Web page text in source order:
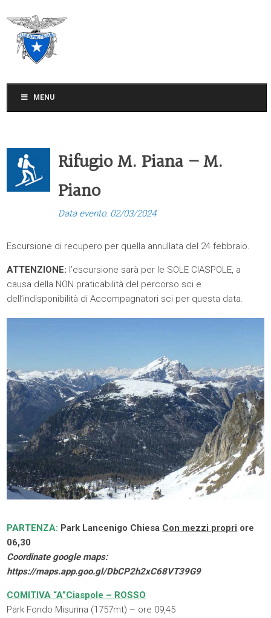
MENU
Rifugio M. Piana – M.
Piano
Data evento: 02/03/2024
Escursione di recupero per quella annullata del 24 febbraio.
ATTENZIONE: l’escursione sarà per le SOLE CIASPOLE, a
causa della NON praticabilità del percorso sci e
dell’indisponibilità di Accompagnatori sci per questa data.
PARTENZA: Park Lancenigo Chiesa Con mezzi propri ore
06,30
Coordinate google maps:
https://maps.app.goo.gl/DbCP2h2xC68VT39G9
COMITIVA “A”Ciaspole – ROSSO
Park Fondo Misurina (1757mt) – ore 09,45